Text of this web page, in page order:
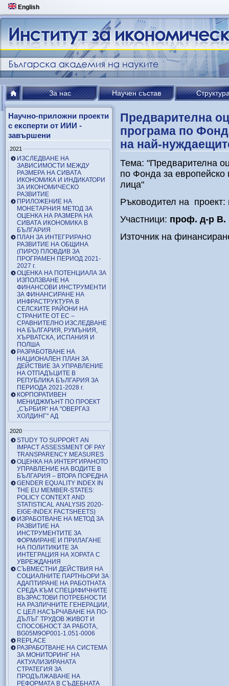
English
За нас Научен състав
Научно-приложни проекти
с експерти от ИИИ -
завършени
2021
ИЗСЛЕДВАНЕ НА
ЗАВИСИМОСТИ МЕЖДУ
РАЗМЕРА НА СИВАТА
ИКОНОМИКА И ИНДИКАТОРИ
ЗА ИКОНОМИЧЕСКО
РАЗВИТИЕ
ПРИЛОЖЕНИЕ НА
МОНЕТАРНИЯ МЕТОД ЗА
ОЦЕНКА НА РАЗМЕРА НА
СИВАТА ИКОНОМИКА В
БЪЛГАРИЯ
ПЛАН ЗА ИНТЕГРИРАНО
РАЗВИТИЕ НА ОБЩИНА
(ПИРО) ПЛОВДИВ ЗА
ПРОГРАМЕН ПЕРИОД 2021-
2027 г.
ОЦЕНКА НА ПОТЕНЦИАЛА ЗА
ИЗПОЛЗВАНЕ НА
ФИНАНСОВИ ИНСТРУМЕНТИ
ЗА ФИНАНСИРАНЕ НА
ИНФРАСТРУКТУРА В
СЕЛСКИТЕ РАЙОНИ НА
СТРАНИТЕ ОТ ЕС –
СРАВНИТЕЛНО ИЗСЛЕДВАНЕ
НА БЪЛГАРИЯ, РУМЪНИЯ,
ХЪРВАТСКА, ИСПАНИЯ И
ПОЛША
РАЗРАБОТВАНЕ НА
НАЦИОНАЛЕН ПЛАН ЗА
ДЕЙСТВИЕ ЗА УПРАВЛЕНИЕ
НА ОТПАДЪЦИТЕ В
РЕПУБЛИКА БЪЛГАРИЯ ЗА
ПЕРИОДА 2021-2028 г.
КОРПОРАТИВЕН
МЕНИДЖМЪНТ ПО ПРОЕКТ
„СЪРБИЯ“ НА "ОВЕРГАЗ
ХОЛДИНГ" АД
2020
STUDY TO SUPPORT AN
IMPACT ASSESSMENT OF PAY
TRANSPARENCY MEASURES
ОЦЕНКА НА ИНТЕРГИРАНОТО
УПРАВЛЕНИЕ НА ВОДИТЕ В
БЪЛГАРИЯ – ВТОРА ПОРЕДНА
GENDER EQUALITY INDEX IN
THE EU MEMBER-STATES:
POLICY CONTEXT AND
STATISTICAL ANALYSIS 2020-
EIGE-INDEX FACTSHEETS)
ИЗРАБОТВАНЕ НА МЕТОД ЗА
РАЗВИТИЕ НА
ИНСТРУМЕНТИТЕ ЗА
ФОРМИРАНЕ И ПРИЛАГАНЕ
НА ПОЛИТИКИТЕ ЗА
ИНТЕГРАЦИЯ НА ХОРАТА С
УВРЕЖДАНИЯ
СЪВМЕСТНИ ДЕЙСТВИЯ НА
СОЦИАЛНИТЕ ПАРТНЬОРИ ЗА
АДАПТИРАНЕ НА РАБОТНАТА
СРЕДА КЪМ СПЕЦИФИЧНИТЕ
ВЪЗРАСТОВИ ПОТРЕБНОСТИ
НА РАЗЛИЧНИТЕ ГЕНЕРАЦИИ,
С ЦЕЛ НАСЪРЧАВАНЕ НА ПО-
ДЪЛЪГ ТРУДОВ ЖИВОТ И
СПОСОБНОСТ ЗА РАБОТА,
BG05M9OP001-1.051-0006
REPLACE
РАЗРАБОТВАНЕ НА СИСТЕМА
ЗА МОНИТОРИНГ НА
АКТУАЛИЗИРАНАТА
СТРАТЕГИЯ ЗА
ПРОДЪЛЖАВАНЕ НА
РЕФОРМАТА В СЪДЕБНАТА
Предварителна
програма по
на най-
Тема: "Предварителна
по Фонда за
лица"
Ръководител на проект:
Участници: проф. д-р В.
Източник на